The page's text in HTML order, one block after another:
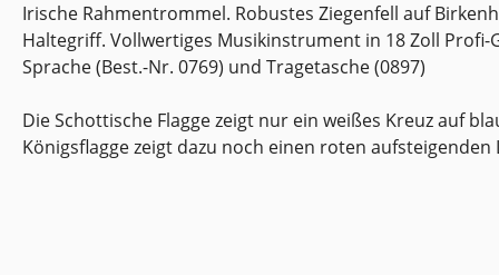
Irische Rahmentrommel. Robustes Ziegenfell auf
Haltegriff. Vollwertiges Musikinstrument in 18 Zoll
Sprache (Best.-Nr. 0769) und Tragetasche (0897)
Die Schottische Flagge zeigt nur ein weißes Kreuz auf
Königsflagge zeigt dazu noch einen roten aufsteigenden